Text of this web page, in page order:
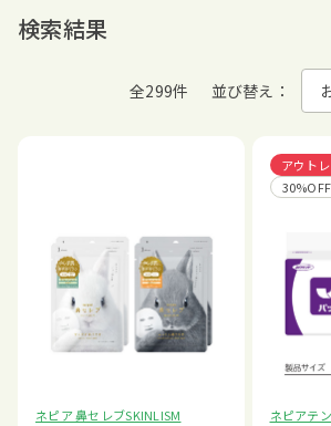
検索結果
全299件 並び替え：
ネピア 鼻セレブSKINLISM
アウト
30%OFF
ネピアテ